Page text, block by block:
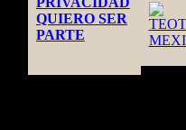
QUIERO SER
PARTE